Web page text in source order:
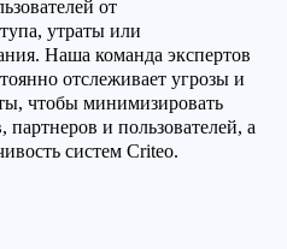
от
утраты или
Наша команда экспертов
отслеживает угрозы и
чтобы минимизировать
и пользователей, а
систем Criteo.